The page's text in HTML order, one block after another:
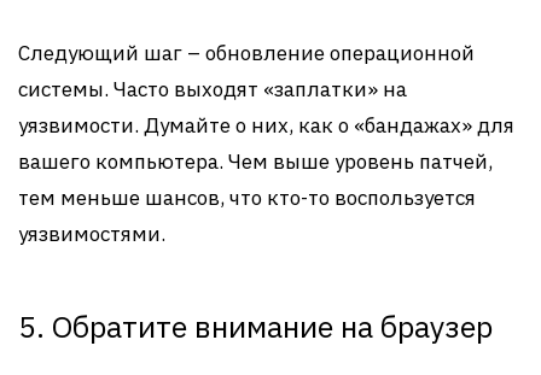
Следующий шаг – обновление операционной
системы. Часто выходят «заплатки» на
уязвимости. Думайте о них, как о «бандажах» для
вашего компьютера. Чем выше уровень патчей,
тем меньше шансов, что кто-то воспользуется
уязвимостями.
5. Обратите внимание на браузер